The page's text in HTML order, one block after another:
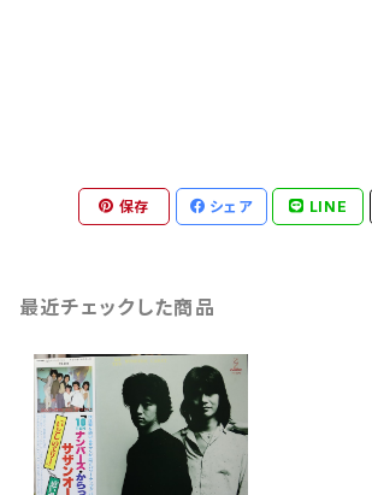
保存 シェア LINE
最近チェックした商品